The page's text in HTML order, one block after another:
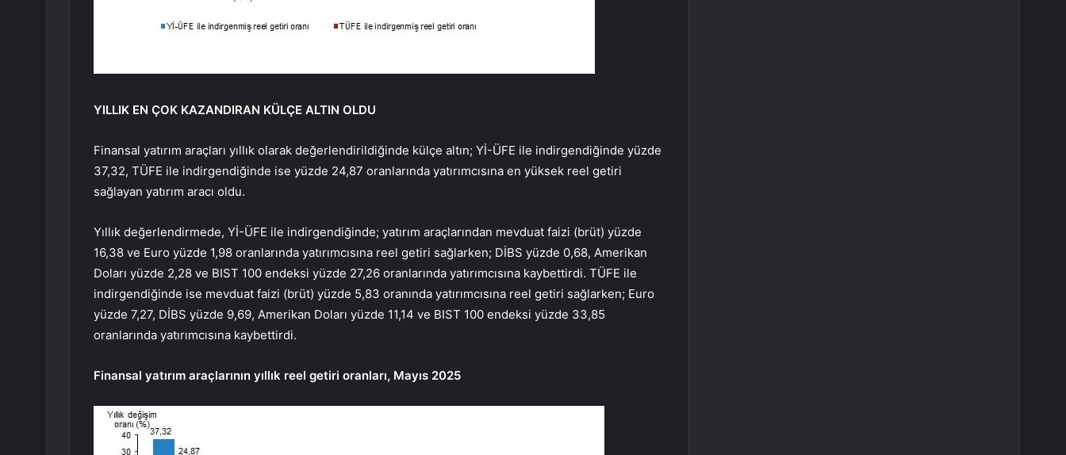
YILLIK EN ÇOK KAZANDIRAN KÜLÇE ALTIN OLDU
Finansal yatırım araçları yıllık olarak değerlendirildiğinde külçe altın; Yİ-ÜFE ile indirgendiğinde yüzde
37,32, TÜFE ile indirgendiğinde ise yüzde 24,87 oranlarında yatırımcısına en yüksek reel getiri
sağlayan yatırım aracı oldu.
Yıllık değerlendirmede, Yİ-ÜFE ile indirgendiğinde; yatırım araçlarından mevduat faizi (brüt) yüzde
16,38 ve Euro yüzde 1,98 oranlarında yatırımcısına reel getiri sağlarken; DİBS yüzde 0,68, Amerikan
Doları yüzde 2,28 ve BIST 100 endeksi yüzde 27,26 oranlarında yatırımcısına kaybettirdi. TÜFE ile
indirgendiğinde ise mevduat faizi (brüt) yüzde 5,83 oranında yatırımcısına reel getiri sağlarken; Euro
yüzde 7,27, DİBS yüzde 9,69, Amerikan Doları yüzde 11,14 ve BIST 100 endeksi yüzde 33,85
oranlarında yatırımcısına kaybettirdi.
Finansal yatırım araçlarının yıllık reel getiri oranları, Mayıs 2025